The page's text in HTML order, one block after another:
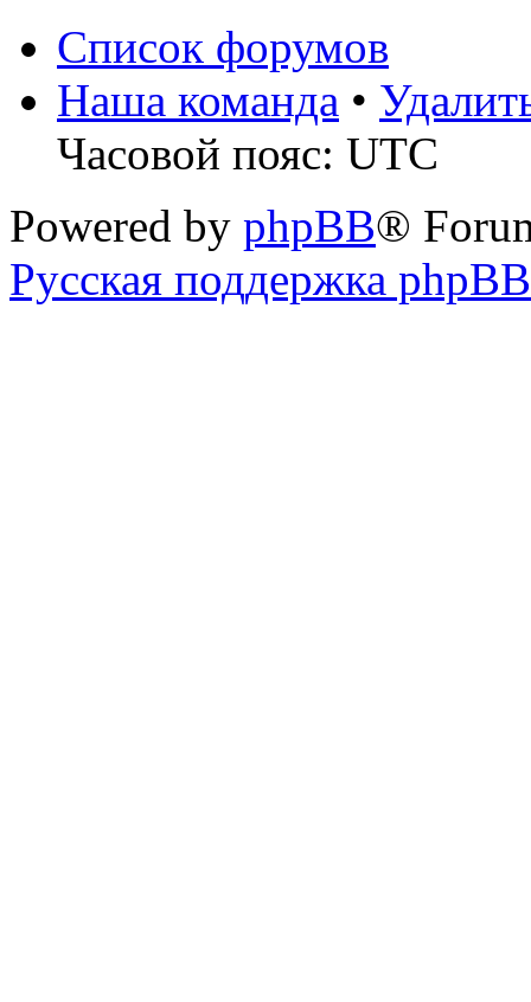
Список форумов
Наша команда •
Часовой пояс: UTC
Powered by phpBB®
Русская поддержка phpBB